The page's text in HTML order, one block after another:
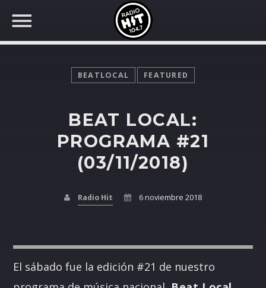
BUSCAR EN RADIO HIT
COMPARTE EN...
BEATLOCAL FEATURED
BEAT LOCAL:
PROGRAMA #21
(03/11/2018)
Radio Hit 6 noviembre 2018
El sábado fue la edición #21 de nuestro